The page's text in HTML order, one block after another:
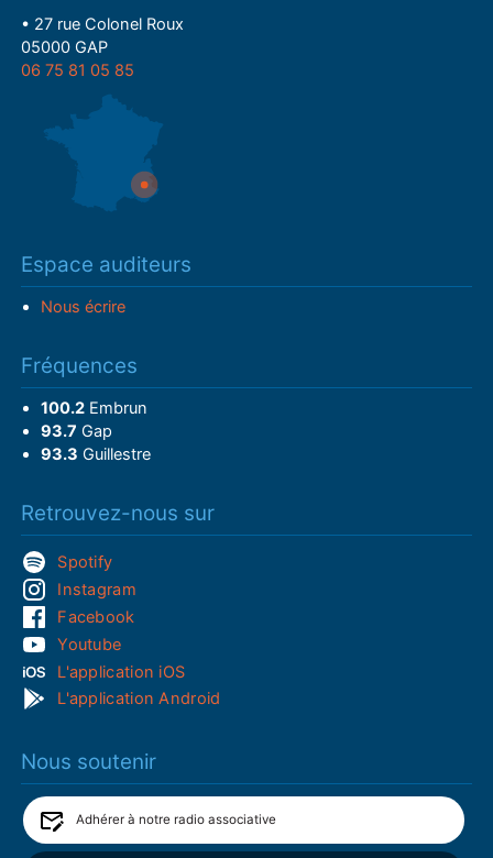
• 27 rue Colonel Roux
05000 GAP
06 75 81 05 85
Espace auditeurs
Nous écrire
Fréquences
100.2Embrun
93.7 Gap
93.3 Guillestre
Retrouvez-nous sur
Spotify
Instagram
Facebook
Youtube
L'application iOS
L'application Android
Nous soutenir
Adhérer à notre radio associative